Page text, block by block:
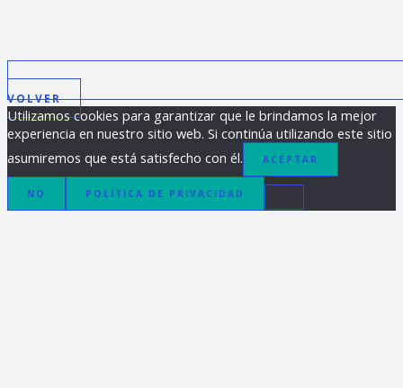
VOLVER
Utilizamos cookies para garantizar que le brindamos la mejor
experiencia en nuestro sitio web. Si continúa utilizando este sitio
asumiremos que está satisfecho con él.
ACEPTAR
NO POLÍTICA DE PRIVACIDAD